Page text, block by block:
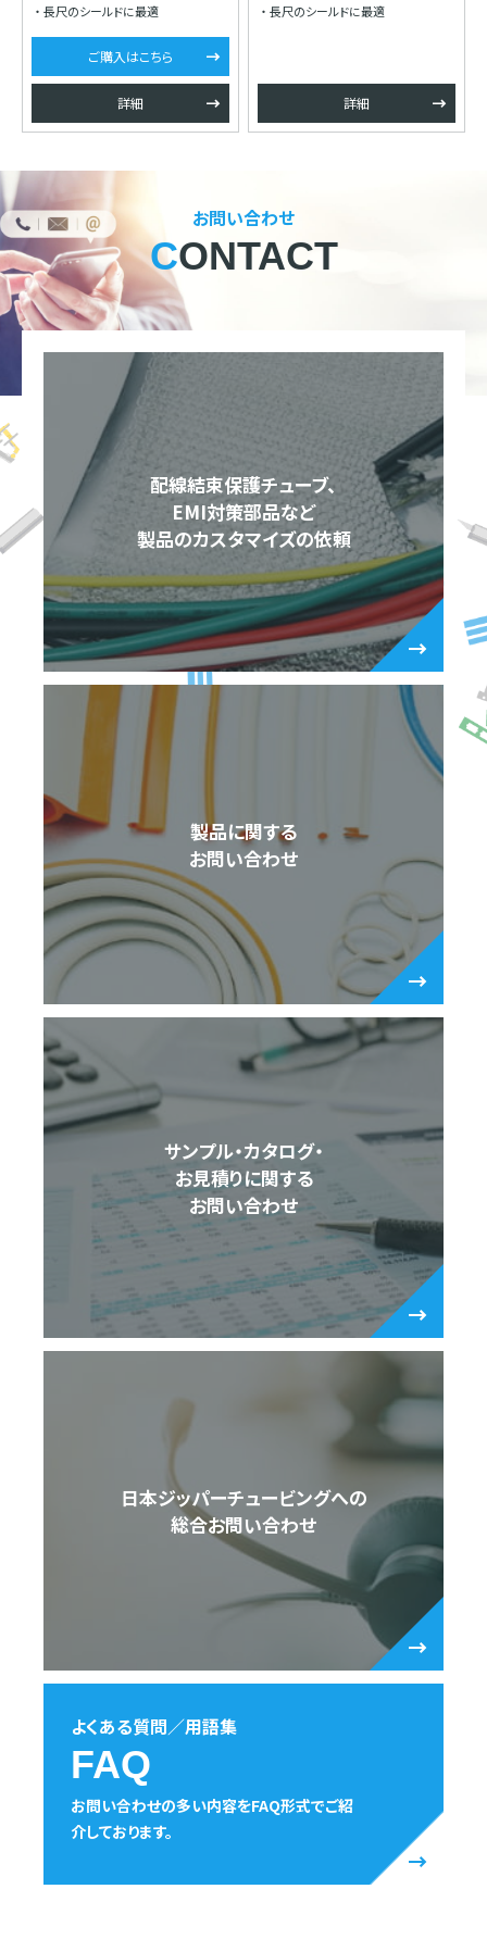
長尺のシールドに最適
ご購入はこちら
詳細
長尺のシールドに最適
詳細
お問い合わせ
CONTACT
配線結束保護チューブ、
EMI対策部品など
製品のカスタマイズの依頼
製品に関する
お問い合わせ
サンプル・カタログ・
お見積りに関する
お問い合わせ
日本ジッパーチュービングへの
総合お問い合わせ
よくある質問／用語集
FAQ
お問い合わせの多い内容をFAQ形式でご紹
介しております。